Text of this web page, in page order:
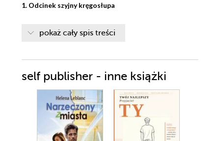
1. Odcinek szyjny kręgosłupa
Jak zbudowane są kręgi szyjne?
Drugi kręg – obrotowy (C2)
Kręgi C3–C7 – typowe
Przejście szyjno-piersiowe
2. Stawy odcinka szyjnego kręgosłupa
pokaż cały spis treści
self publisher - inne książki